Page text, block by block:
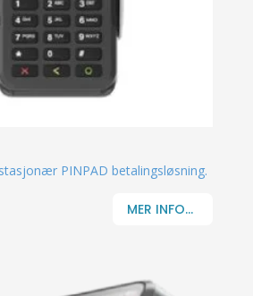
PINPAD betalingsløsning.
MER INFO...